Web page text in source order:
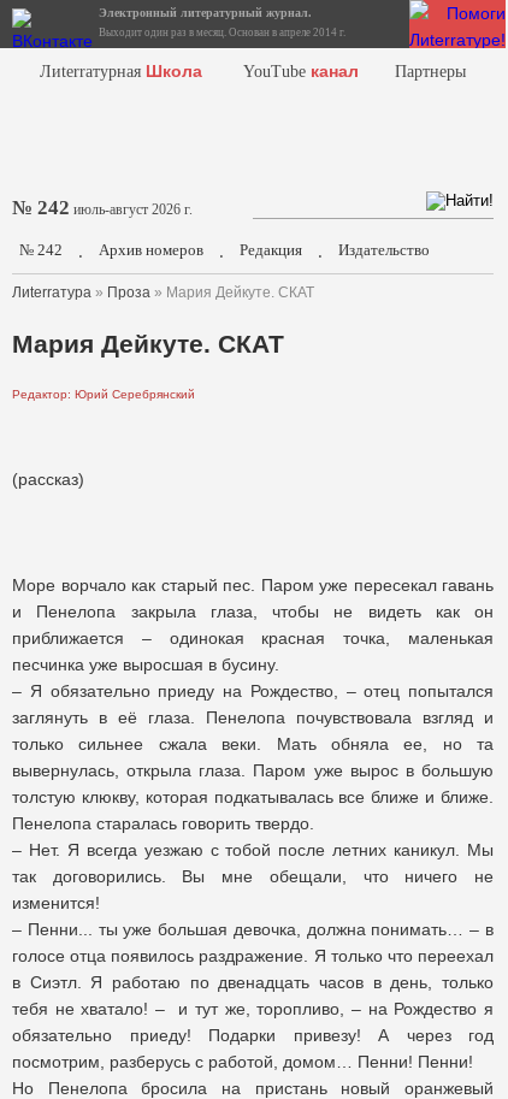
Электронный литературный журнал.
Выходит один раз в месяц. Основан в апреле 2014 г.
Лиterraтурная Школа YouTube канал Партнеры
№ 242 июль-август 2026 г.
№ 242 . Архив номеров . Редакция . Издательство
Лиterraтура » Проза » Мария Дейкуте. СКАТ
Мария Дейкуте. СКАТ
Редактор: Юрий Серебрянский
(рассказ)
Море ворчало как старый пес. Паром уже пересекал гавань
и Пенелопа закрыла глаза, чтобы не видеть как он
приближается – одинокая красная точка, маленькая
песчинка уже выросшая в бусину.
– Я обязательно приеду на Рождество, – отец попытался
заглянуть в её глаза. Пенелопа почувствовала взгляд и
только сильнее сжала веки. Мать обняла ее, но та
вывернулась, открыла глаза. Паром уже вырос в большую
толстую клюкву, которая подкатывалась все ближе и ближе.
Пенелопа старалась говорить твердо.
– Нет. Я всегда уезжаю с тобой после летних каникул. Мы
так договорились. Вы мне обещали, что ничего не
изменится!
– Пенни... ты уже большая девочка, должна понимать… – в
голосе отца появилось раздражение. Я только что переехал
в Сиэтл. Я работаю по двенадцать часов в день, только
тебя не хватало! – и тут же, торопливо, – на Рождество я
обязательно приеду! Подарки привезу! А через год
посмотрим, разберусь с работой, домом… Пенни! Пенни!
Но Пенелопа бросила на пристань новый оранжевый